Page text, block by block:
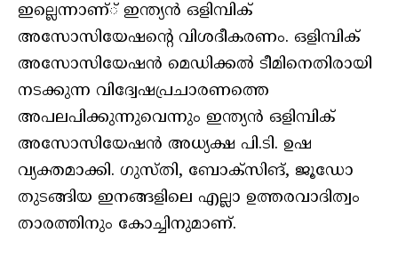
ഇല്ലെന്നാണ്് ഇന്ത്യന്‍ ഒളിമ്പിക്
അസോസിയേഷന്റെ വിശദീകരണം. ഒളിമ്പിക്
അസോസിയേഷന്‍ മെഡിക്കല്‍ ടീമിനെതിരായി
നടക്കുന്ന വിദ്വേഷപ്രചാരണത്തെ
അപലപിക്കുന്നുവെന്നും ഇന്ത്യന്‍ ഒളിമ്പിക്
അസോസിയേഷന്‍ അധ്യക്ഷ പി.ടി. ഉഷ
വ്യക്തമാക്കി. ഗുസ്തി, ബോക്‌സിങ്, ജൂഡോ
തുടങ്ങിയ ഇനങ്ങളിലെ എല്ലാ ഉത്തരവാദിത്വം
താരത്തിനും കോച്ചിനുമാണ്.